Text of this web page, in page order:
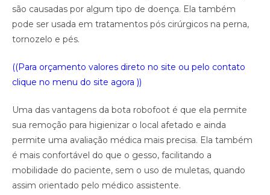
são causadas por algum tipo de doença. Ela também
pode ser usada em tratamentos pós cirúrgicos na perna,
tornozelo e pés.
((Para orçamento valores direto no site ou pelo contato
clique no menu do site agora ))
Uma das vantagens da bota robofoot é que ela permite
sua remoção para higienizar o local afetado e ainda
permite uma avaliação médica mais precisa. Ela também
é mais confortável do que o gesso, facilitando a
mobilidade do paciente, sem o uso de muletas, quando
assim orientado pelo médico assistente.